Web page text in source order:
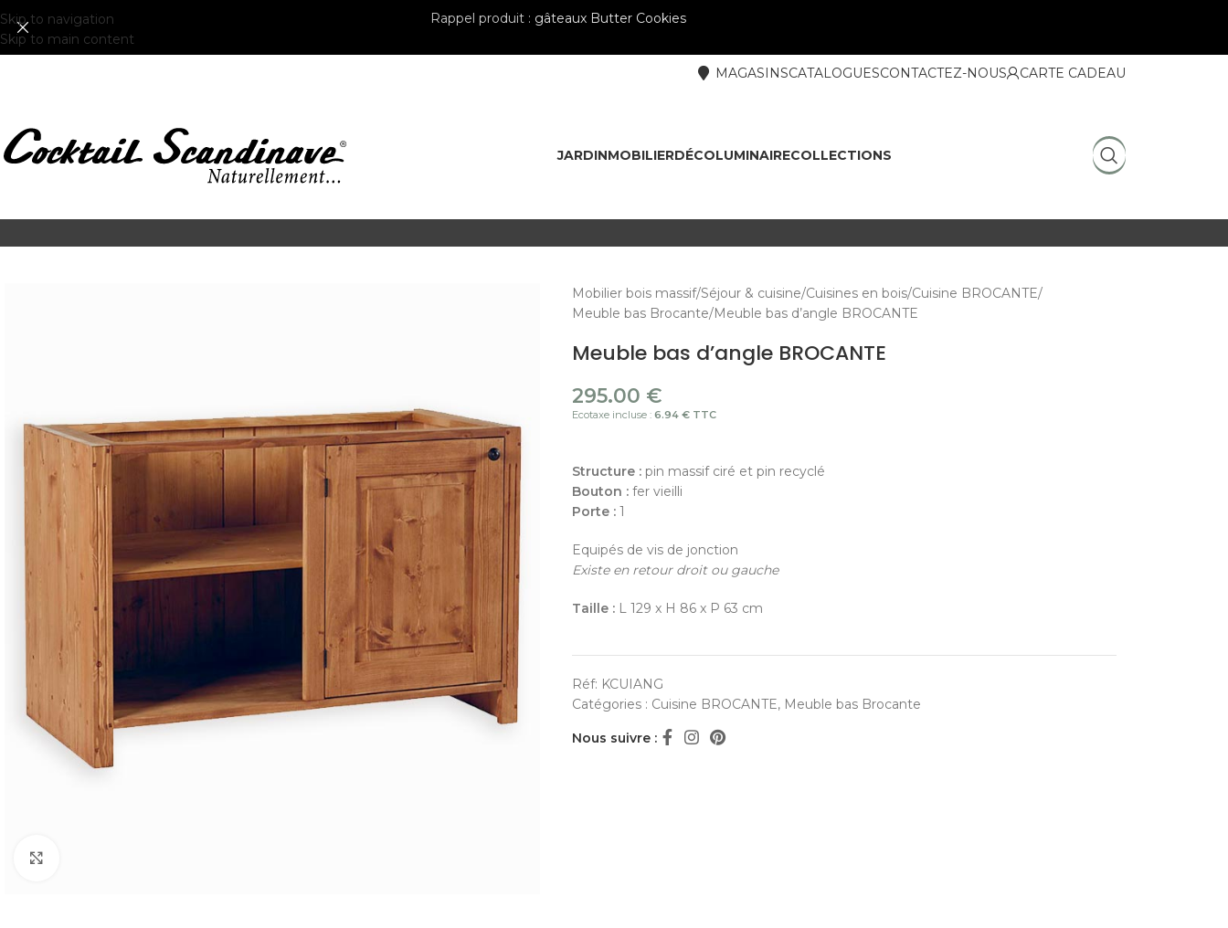
Skip to navigation
Skip to main content
Rappel produit : gâteaux Butter Cookies
MAGASINSCATALOGUESCONTACTEZ-NOUS CARTE CADEAU
JARDINMOBILIERDÉCOLUMINAIRECOLLECTIONS
Mobilier bois massif Séjour & cuisine Cuisines en bois Cuisine BROCANTE
Meuble bas Brocante Meuble bas d’angle BROCANTE
Meuble bas d’angle BROCANTE
295.00 €
Ecotaxe incluse :6.94 € TTC
Structure :pin massif ciré et pin recyclé
Bouton :fer vieilli
Porte : 1
Equipés de vis de jonction
Existe en retour droit ou gauche
Taille :L 129 x H 86 x P 63 cm
Réf: KCUIANG
Catégories : Cuisine BROCANTE, Meuble bas Brocante
Nous suivre :